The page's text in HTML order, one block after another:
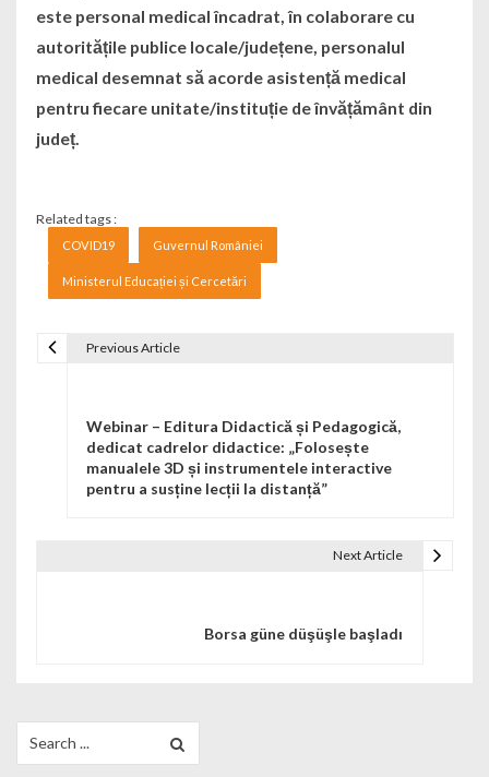
este personal medical încadrat, în colaborare cu
autoritățile publice locale/județene, personalul
medical desemnat să acorde asistență medical
pentru fiecare unitate/instituție de învățământ din
județ.
Related tags :
COVID19 Guvernul României
Ministerul Educației și Cercetări
Previous Article
Webinar – Editura Didactică și Pedagogică,
dedicat cadrelor didactice: „Folosește
manualele 3D și instrumentele interactive
pentru a susține lecții la distanță”
Next Article
Borsa güne düşüşle başladı